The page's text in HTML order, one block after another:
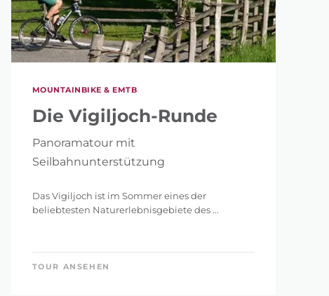
MOUNTAINBIKE & EMTB
Die Vigiljoch-Runde
Panoramatour mit
Seilbahnunterstützung
Das Vigiljoch ist im Sommer eines der
beliebtesten Naturerlebnisgebiete des ...
TOUR ANSEHEN